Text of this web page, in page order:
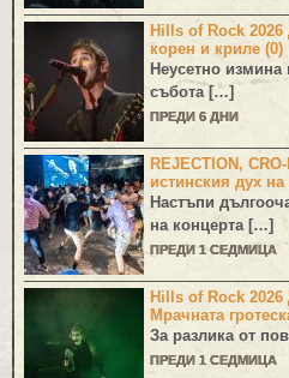
Hills of Rock 2026
корен и криле (0)
Неусетно измина
събота […]
ПРЕДИ 6 ДНИ
REJECTION,
истинския дух
Настъпи
на концерта […]
ПРЕДИ 1 СЕДМИЦА
Hills of Rock
Мрачната
За разлика от
ПРЕДИ 1 СЕДМИЦА